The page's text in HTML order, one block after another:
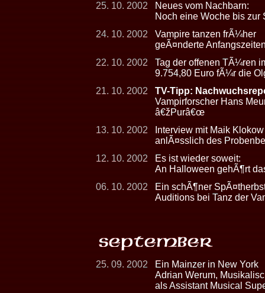
25. 10. 2002
Neues vom Nachbarn:
Noch eine Woche bis zur
24. 10. 2002
Vampire tanzen frÃ¼her
geÃ¤nderte
22. 10. 2002
Tag der offenen TÃ¼ren
9.754,80 Euro fÃ¼r die
21. 10. 2002
TV-Tipp:
Vampirforscher Hans
â€žPurâ€œ
13. 10. 2002
Interview mit Maik
anlÃ¤sslich des
12. 10. 2002
Es ist wieder soweit:
An Halloween gehÃ¶rt
06. 10. 2002
Ein schÃ¶ner
Auditions bei Tanz der
25. 09. 2002
Ein Mainzer in New York
Adrian Werum,
als Assistant Musical